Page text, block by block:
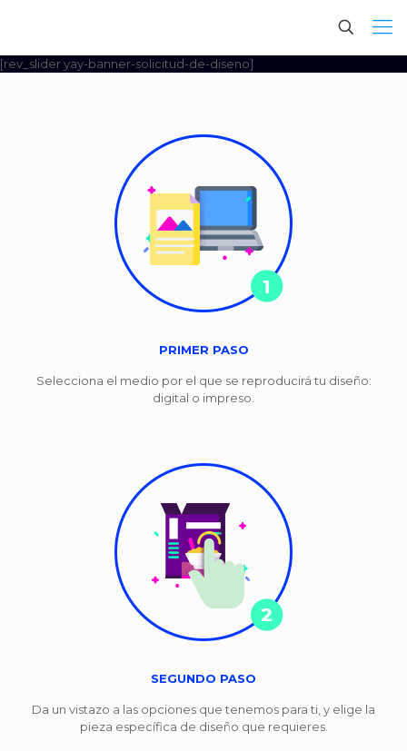
[rev_slider yay-banner-solicitud-de-diseno]
PRIMER PASO
Selecciona el medio por el que se reproducirá tu diseño:
digital o impreso.
SEGUNDO PASO
Da un vistazo a las opciones que tenemos para ti, y elige la
pieza específica de diseño que requieres.